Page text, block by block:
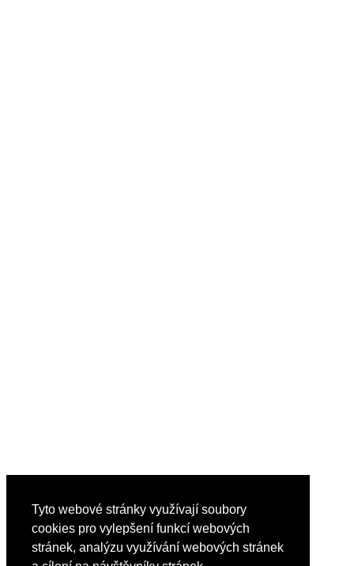
Tyto webové stránky využívají soubory
cookies pro vylepšení funkcí webových
stránek, analýzu využívání webových stránek